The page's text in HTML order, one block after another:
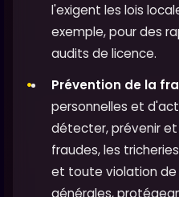
l'exigent les lois
exemple, pour des
audits de licence.
Prévention de la
personnelles et
détecter, prévenir
fraudes, les
et toute violation de
générales,